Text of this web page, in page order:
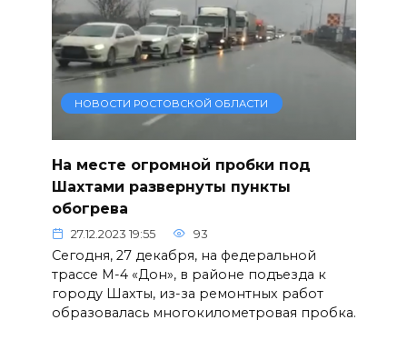
НОВОСТИ РОСТОВСКОЙ ОБЛАСТИ
На месте огромной пробки под
Шахтами развернуты пункты
обогрева
27.12.2023 19:55 93
Сегодня, 27 декабря, на федеральной
трассе М-4 «Дон», в районе подъезда к
городу Шахты, из-за ремонтных работ
образовалась многокилометровая пробка.